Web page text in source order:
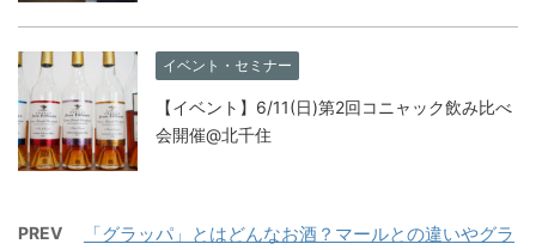
イベント・セミナー
【イベント】6/11(日)第2回コニャック飲み比べ
会開催@北千住
PREV
「グラッパ」とはどんなお酒？マールとの違いやグラ